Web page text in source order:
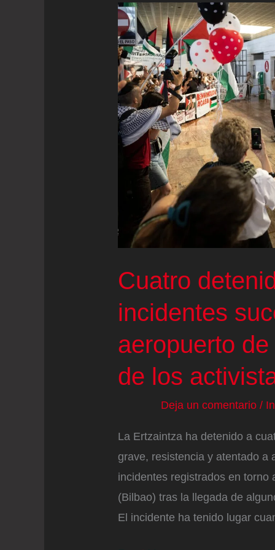
Cuatro
incidentes
aeropuerto
de los
Deja un comentario /
La Ertzaintza ha detenido a
grave, resistencia y atentado a
incidentes registrados en torno
(Bilbao) tras la llegada de
El incidente ha tenido lugar